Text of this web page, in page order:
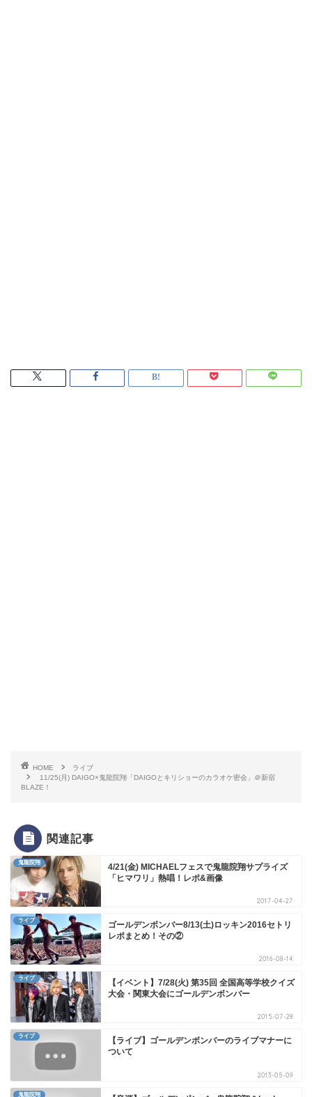
HOME
ライブ
11/25(月) DAIGO×鬼龍院翔「DAIGOとキリショーのカラオケ密会」＠新宿
BLAZE！
関連記事
鬼龍院翔
4/21(金) MICHAELフェスで鬼龍院翔サプライズ
「ヒマワリ」熱唱！レポ&画像
2017-04-27
ライブ
ゴールデンボンバー8/13(土)ロッキン2016セトリ
レポまとめ！その②
2016-08-14
ライブ
【イベント】7/28(火) 第35回 全国高等学校クイズ
大会・関東大会にゴールデンボンバー
2015-07-28
ライブ
【ライブ】ゴールデンボンバーのライブマナーに
ついて
2013-05-09
鬼龍院翔